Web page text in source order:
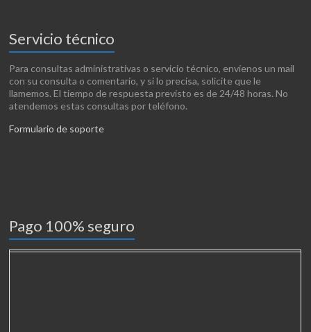
Servicio técnico
Para consultas administrativas o servicio técnico, envíenos un mail
con su consulta o comentario, y si lo precisa, solicite que le
llamemos. El tiempo de respuesta previsto es de 24/48 horas. No
atendemos estas consultas por teléfono.
Formulario de soporte
Pago 100% seguro